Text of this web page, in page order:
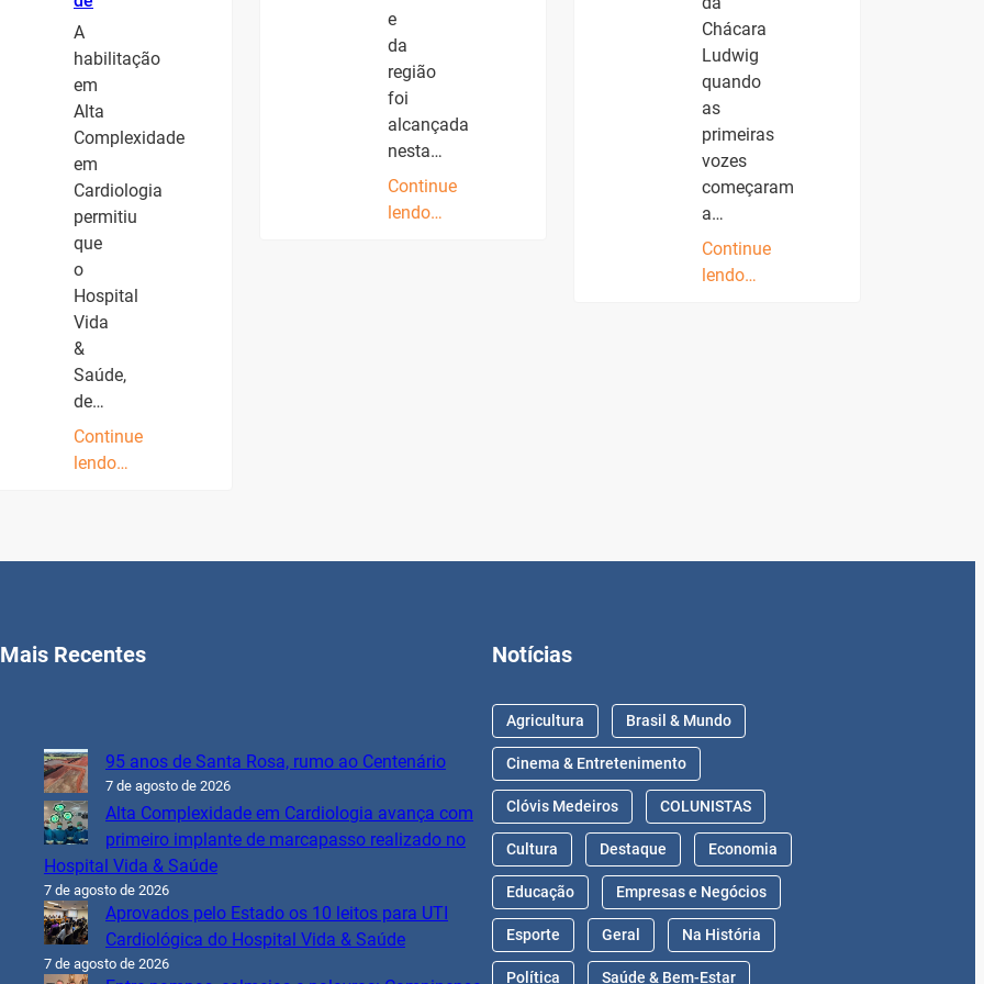
A
habilitação
em
Alta
Complexidade
em
Cardiologia
permitiu
que
o
Hospital
Vida
&
Saúde,
de…
Continue
lendo…
e
da
região
foi
alcançada
nesta…
Continue
lendo…
Chácara
Ludwig
quando
as
primeiras
vozes
começaram
a…
Continue
lendo…
Mais Recentes
95 anos de Santa Rosa, rumo ao Centenário
7 de agosto de 2026
Alta Complexidade em Cardiologia avança com
primeiro implante de marcapasso realizado no
Hospital Vida & Saúde
7 de agosto de 2026
Aprovados pelo Estado os 10 leitos para UTI
Cardiológica do Hospital Vida & Saúde
7 de agosto de 2026
Notícias
Agricultura Brasil & Mundo
Cinema & Entretenimento
Clóvis Medeiros COLUNISTAS
Cultura Destaque Economia
Educação Empresas e Negócios
Esporte Geral Na História
Política Saúde & Bem-Estar